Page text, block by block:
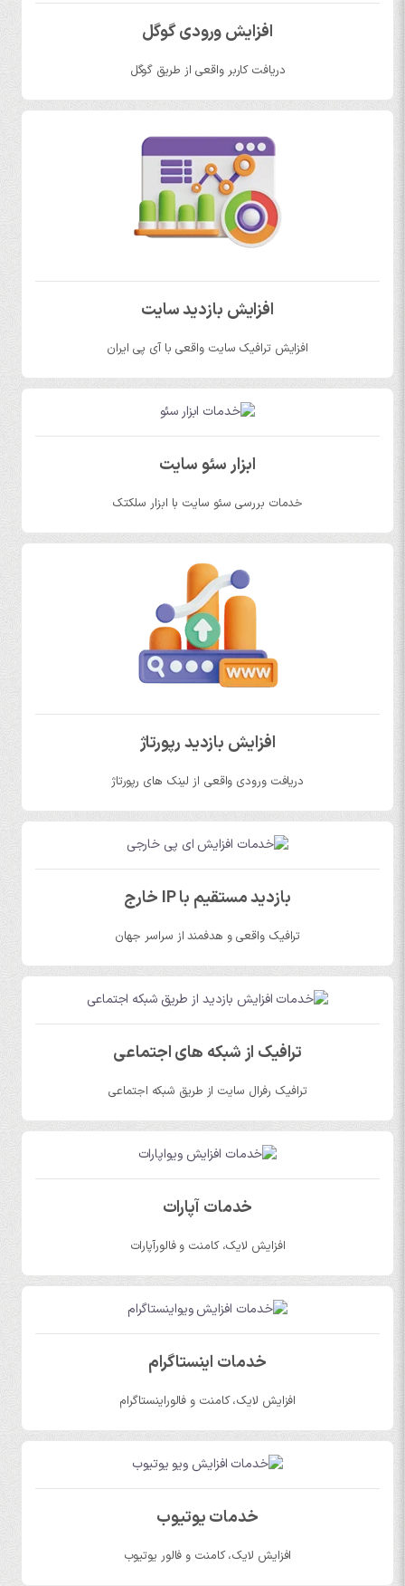
افزایش ورودی گوگل
دریافت کاربر واقعی از طریق گوگل
افزایش بازدید سایت
افزایش ترافیک سایت واقعی با آی پی ایران
ابزار سئو سایت
خدمات بررسی سئو سایت با ابزار سلکتک
افزایش بازدید رپورتاژ
دریافت ورودی واقعی از لینک های رپورتاژ
بازدید مستقیم با IP خارج
ترافیک واقعی و هدفمند از سراسر جهان
ترافیک از شبکه های اجتماعی
ترافیک رفرال سایت از طریق شبکه اجتماعی
خدمات آپارات
افزایش لایک، کامنت و فالورآپارات
خدمات اینستاگرام
افزایش لایک، کامنت و فالوراینستاگرام
خدمات یوتیوب
افزایش لایک، کامنت و فالور یوتیوب